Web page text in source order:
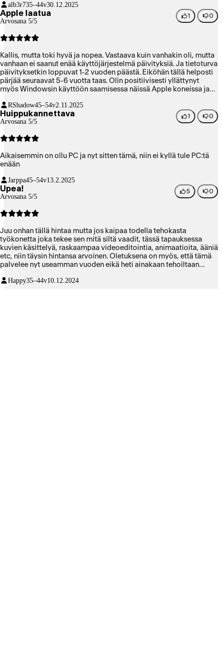
alb3r735–44v30.12.2025
Apple laatua
Arvosana 5/5
1 0
Kallis, mutta toki hyvä ja nopea. Vastaava kuin vanhakin oli, mutta
vanhaan ei saanut enää käyttöjärjestelmä päivityksiä. Ja tietoturva
päivityksetkin loppuvat 1-2 vuoden päästä. Eiköhän tällä helposti
pärjää seuraavat 5-6 vuotta taas. Olin positiivisesti yllättynyt
myös Windowsin käyttöön saamisessa näissä Apple koneissa ja
koneissa aikanaan fusionin kanssa. Toki vanhoja Intel imageja ei
saanut siirrettyä, mutta Windows käyttötarve nykyään muutenkin
olematon joten ei väliä itselle enää niillä vanhoilla.
RShadow45–54v2.11.2025
Huippukannettava
Arvosana 5/5
1 0
Aikaisemmin on ollu PC ja nyt sitten tämä, niin ei kyllä tule PC:tä
enään
Jarppa45–54v13.2.2025
Upea!
Arvosana 5/5
5 0
Juu onhan tällä hintaa mutta jos kaipaa todella tehokasta
työkonetta joka tekee sen mitä siltä vaadit, tässä tapauksessa
kuvien käsittelyä, raskaampaa videoeditointia, animaatioita, ääniä
etc, niin täysin hintansa arvoinen. Oletuksena on myös, että tämä
palvelee nyt useamman vuoden eikä heti ainakaan tehoiltaan
kaatumisia (mitä en ikinä uskonut kokevani). Akku on jotain
Happy35–44v10.12.2024